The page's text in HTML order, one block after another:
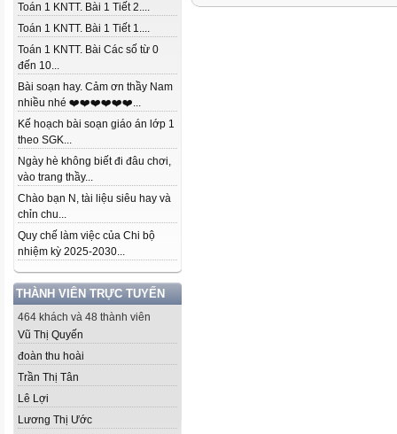
Toán 1 KNTT. Bài 1 Tiết 2....
Toán 1 KNTT. Bài 1 Tiết 1....
Toán 1 KNTT. Bài Các số từ 0
đến 10...
Bài soạn hay. Cảm ơn thầy Nam
nhiều nhé ❤️❤️❤️❤️❤️❤️...
Kế hoạch bài soạn giáo án lớp 1
theo SGK...
Ngày hè không biết đi đâu chơi,
vào trang thầy...
Chào bạn N, tài liệu siêu hay và
chỉn chu...
Quy chế làm việc của Chi bộ
nhiệm kỳ 2025-2030...
THÀNH VIÊN TRỰC TUYẾN
464 khách và 48 thành viên
Vũ Thị Quyến
đoàn thu hoài
Trần Thị Tân
Lê Lợi
Lương Thị Ước